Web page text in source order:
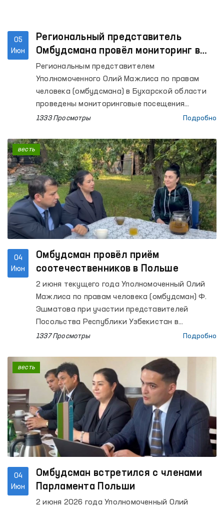
05
Июн
Региональный представитель
Омбудсмана провёл мониторинг в
ряде учреждений Бухары
Региональным представителем
Уполномоченного Олий Мажлиса по правам
человека (омбудсмана) в Бухарской области
проведены мониторинговые посещения
колонии по исполнению наказания № 17,
временного содержания УВД Каракульского
района и расположенного в этом же районе
Мужского дома-интерната для инвалидов, а
также Бухарского областного филиала
психиатрической службы Республиканского
специализированного научно-практического
медицинского центра психиатрии.
1333 Просмотры Подробно
04
Июн
Омбудсман провёл приём
соотечественников в Польше
2 июня текущего года Уполномоченный Олий
Мажлиса по правам человека (омбудсман) Ф.
Эшматова при участии представителей
Посольства Республики Узбекистан в
Республике Польша провела выездную встречу
осуществляющими трудовую деятельность в
Польше.
1337 Просмотры Подробно
весть
04
Июн
Омбудсман встретился с членами
Парламента Польши
2 июня 2026 года Уполномоченный Олий
весть